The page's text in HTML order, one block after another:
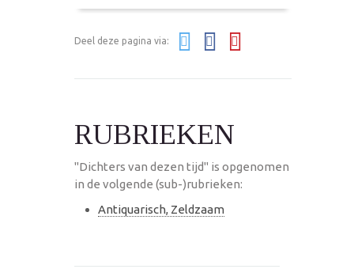
Deel deze pagina via:
RUBRIEKEN
"Dichters van dezen tijd" is opgenomen
in de volgende (sub-)rubrieken:
Antiquarisch, Zeldzaam